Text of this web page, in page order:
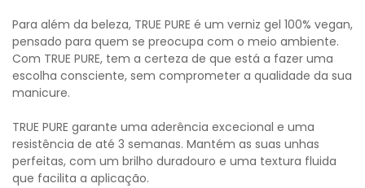
Para além da beleza, TRUE PURE é um verniz gel 100% vegan,
pensado para quem se preocupa com o meio ambiente.
Com TRUE PURE, tem a certeza de que está a fazer uma
escolha consciente, sem comprometer a qualidade da sua
manicure.
TRUE PURE garante uma aderência excecional e uma
resistência de até 3 semanas. Mantém as suas unhas
perfeitas, com um brilho duradouro e uma textura fluida
que facilita a aplicação.